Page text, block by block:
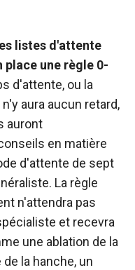
listes d'attente
place une règle 0-
d'attente, ou la
aura aucun retard,
auront
en matière
d'attente de sept
La règle
n'attendra pas
et recevra
une ablation de la
la hanche, un